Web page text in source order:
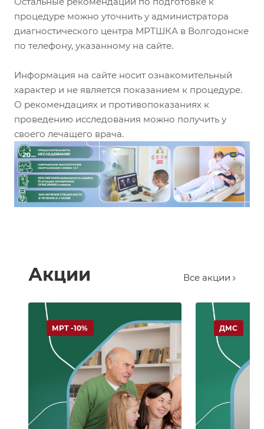
процедуре можно уточнить у администратора
диагностического центра МРТШКА в Волгодонске
по телефону, указанному на сайте.
Информация на сайте носит ознакомительный
характер и не является показанием к процедуре.
О рекомендациях и противопоказаниях к
проведению исследования можно получить у
своего лечащего врача.
Акции Все акции
МРТ -10% ДМС